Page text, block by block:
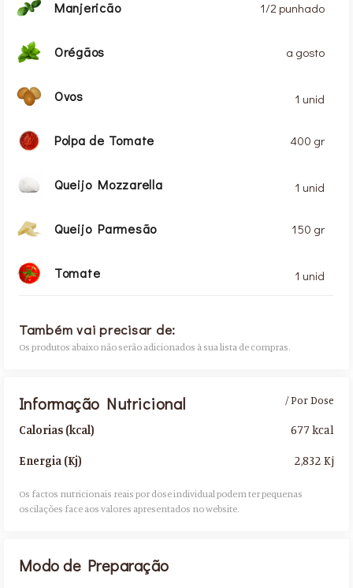
Manjericão 1/2 punhado
Orégãos a gosto
Ovos 1 unid
Polpa de Tomate 400 gr
Queijo Mozzarella 1 unid
Queijo Parmesão 150 gr
Tomate 1 unid
Também vai precisar de:
Os produtos abaixo não serão adicionados à sua lista de compras.
Informação Nutricional
Calorias (kcal)
Energia (Kj)
/ Por Dose
677 kcal
2,832 Kj
Os factos nutricionais reais por dose individual podem ter pequenas
oscilações face aos valores apresentados no website.​
Modo de Preparação